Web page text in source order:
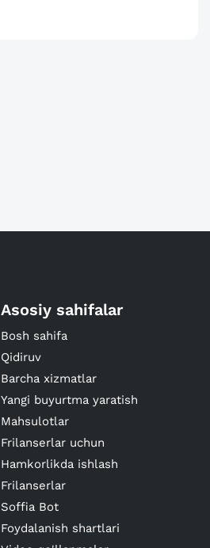
Asosiy sahifalar
Bosh sahifa
Qidiruv
Barcha xizmatlar
Yangi buyurtma yaratish
Mahsulotlar
Frilanserlar uchun
Hamkorlikda ishlash
Frilanserlar
Soffia Bot
Foydalanish shartlari